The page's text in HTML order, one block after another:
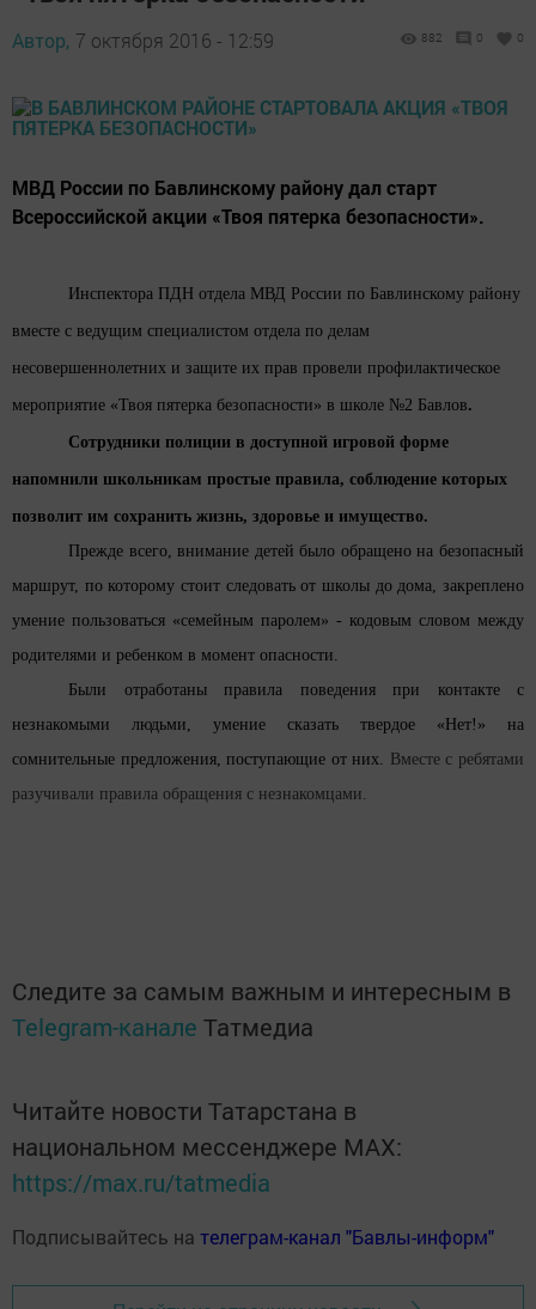
Автор, 7 октября 2016 - 12:59 882 0 0
МВД России по Бавлинскому району дал старт
Всероссийской акции «Твоя пятерка безопасности».
Инспектора ПДН отдела МВД России по Бавлинскому району
вместе с ведущим специалистом отдела по делам
несовершеннолетних и защите их прав провели профилактическое
мероприятие «Твоя пятерка безопасности» в школе №2 Бавлов.
Сотрудники полиции в доступной игровой форме
напомнили школьникам простые правила, соблюдение которых
позволит им сохранить жизнь, здоровье и имущество.
Прежде всего, внимание детей было обращено на безопасный
маршрут, по которому стоит следовать от школы до дома, закреплено
умение пользоваться «семейным паролем» - кодовым словом между
родителями и ребенком в момент опасности.
Были отработаны правила поведения при контакте с
незнакомыми людьми, умение сказать твердое «Нет!» на
сомнительные предложения, поступающие от них. Вместе с ребятами
разучивали правила обращения с незнакомцами.
Следите за самым важным и интересным в
Telegram-канале Татмедиа
Читайте новости Татарстана в
национальном мессенджере MАХ:
https://max.ru/tatmedia
Подписывайтесь на телеграм-канал "Бавлы-информ"